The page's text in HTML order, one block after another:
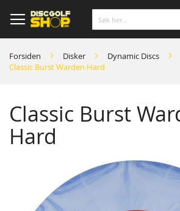
to
Content
Forsiden Disker Dynamic Discs
Classic Burst Warden Hard
Classic Burst
Hard